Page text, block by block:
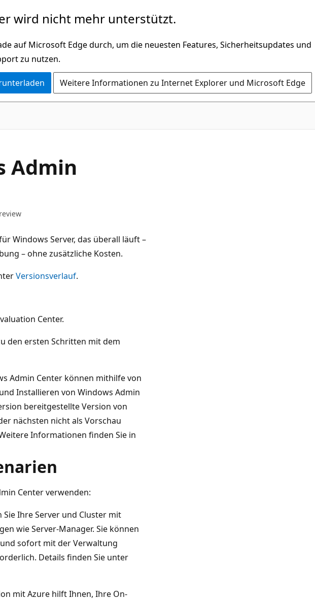
wird nicht mehr unterstützt.
auf Microsoft Edge durch, um die neuesten Features, Sicherheitsupdates und
zu nutzen.
Weitere Informationen zu Internet Explorer und Microsoft Edge
Admin
Windows Server, das überall läuft –
– ohne zusätzliche Kosten.
Versionsverlauf.
Center.
den ersten Schritten mit dem
Admin Center können mithilfe von
Installieren von Windows Admin
bereitgestellte Version von
nächsten nicht als Vorschau
Informationen finden Sie in
Center verwenden:
Sie Ihre Server und Cluster mit
wie Server-Manager. Sie können
sofort mit der Verwaltung
Details finden Sie unter
mit Azure hilft Ihnen, Ihre On-